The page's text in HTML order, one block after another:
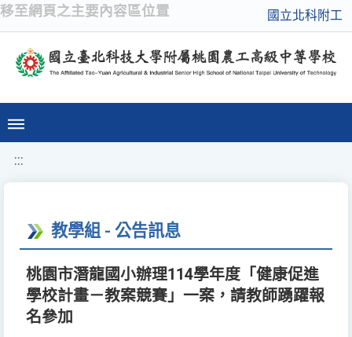
移至網頁之主要內容區位置 國立北科附工
:::
教學組 - 公告訊息
桃園市潛龍國小辦理114學年度「健康促進
學校計畫－教案競賽」一案，請教師踴躍報
名參加